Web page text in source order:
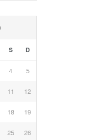
S D
4 5
11 12
18 19
25 26